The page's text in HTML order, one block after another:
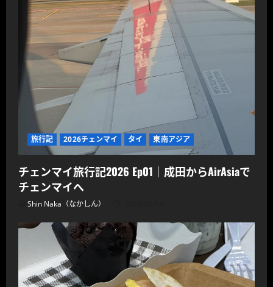
旅行記 2026チェンマイ タイ 東南アジア
チェンマイ旅行記2026 Ep01｜成田からAirAsiaで
チェンマイへ
Shin Naka（なかしん）